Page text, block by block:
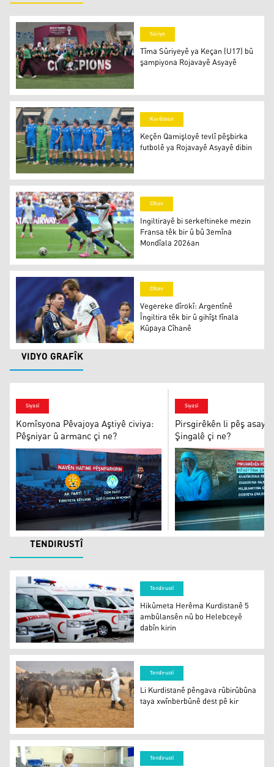
Tîma Sûriyeyê ya Keçan (U17) bû şampiyona Rojavayê
Sûriye
Tîma Sûriyeyê ya Keçan (U17) bû
şampiyona Rojavayê Asyayê
Keçên Qamişloyê tevlî pêşbirka futbolê ya Rojavayê
Kurdistan
Keçên Qamişloyê tevlî pêşbirka
futbolê ya Rojavayê Asyayê dibin
Ingiltirayê bi serkeftineke mezin Fransa têk bir û bû
Cîhan
Ingiltirayê bi serkeftineke mezin
Fransa têk bir û bû 3emîna
Mondîala 2026an
Vegereke dîrokî: Argentînê Îngiltira têk bir û gihîşt fînala
Cîhan
Vegereke dîrokî: Argentînê
Îngiltira têk bir û gihîşt fînala
Kûpaya Cîhanê
VIDYO GRAFÎK
Komîsyona Pêvajoya Aştiyê civiya: Pêşniyar û armanc çi
Siyasî
Komîsyona Pêvajoya Aştiyê civiya:
Pêşniyar û armanc çi ne?
Pirsgirêkên li pêş
Siyasî
Pirsgirêkên li pêş
Şingalê çi ne?
TENDIRUSTÎ
Hikûmeta Herêma Kurdistanê 5 ambûlansên nû bo
Tendirustî
Hikûmeta Herêma Kurdistanê 5
ambûlansên nû bo Helebceyê
dabîn kirin
Li Kurdistanê pêngava rûbirûbûna taya xwînberbûnê
Tendirustî
Li Kurdistanê pêngava rûbirûbûna
taya xwînberbûnê dest pê kir
Tendirustî